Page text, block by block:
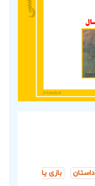
داستان
بازی یا